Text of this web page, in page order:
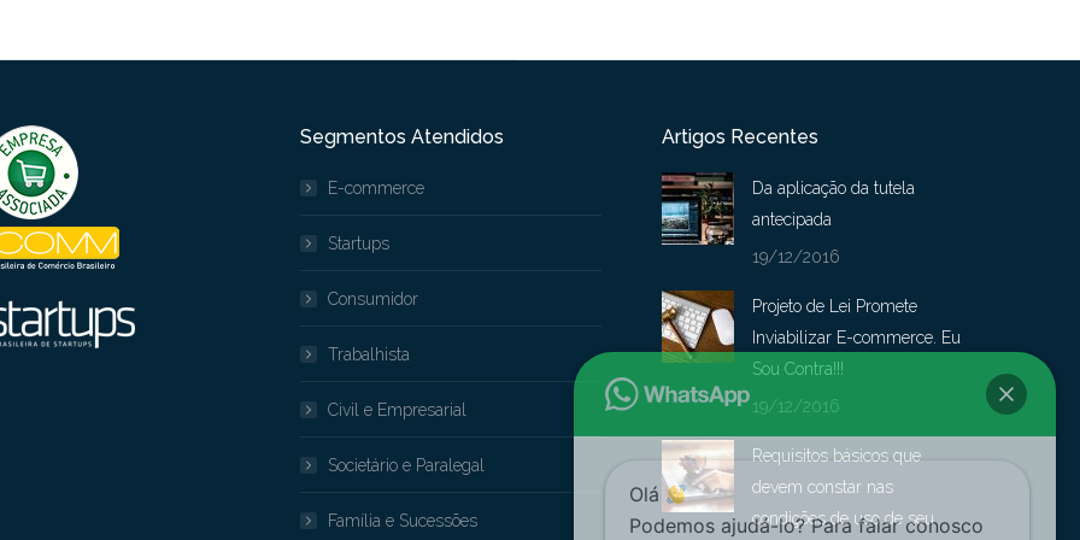
Segmentos Atendidos
E-commerce
Startups
Consumidor
Trabalhista
Civil e Empresarial
Societário e Paralegal
Família e Sucessões
Artigos Recentes
Da aplicação da tutela
antecipada
19/12/2016
Projeto de Lei Promete
Inviabilizar E-commerce. Eu
Sou Contra!!!
19/12/2016
Requisitos básicos que
devem constar nas
condições de uso de seu
Olá
Podemos ajudá-lo? Para falar conosco